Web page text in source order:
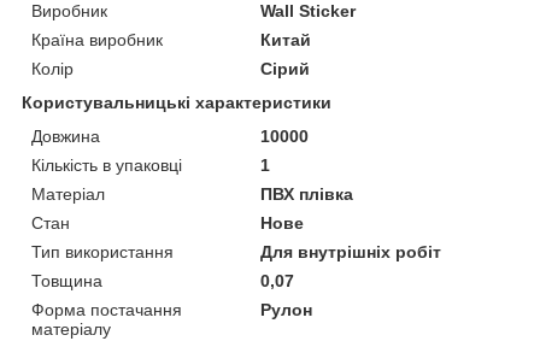
Виробник
Wall Sticker
Країна виробник
Китай
Колір
Сірий
Користувальницькі характеристики
Довжина
10000
Кількість в упаковці
1
Матеріал
ПВХ плівка
Стан
Нове
Тип використання
Для внутрішніх робіт
Товщина
0,07
Форма постачання
матеріалу
Рулон